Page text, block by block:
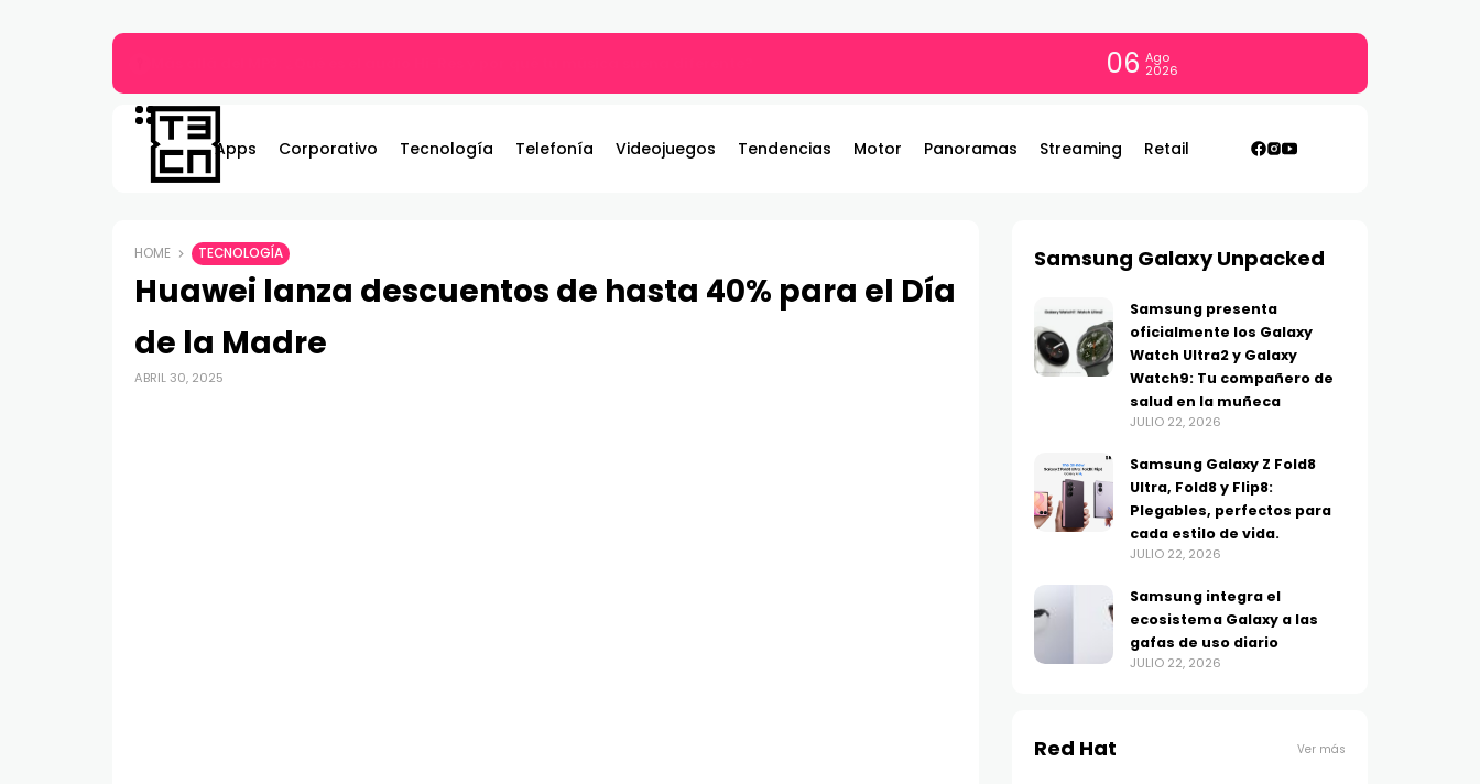
06 Ago
2026
Apps Corporativo Tecnología Telefonía Videojuegos Tendencias Motor Panoramas Streaming Retail
HOME TECNOLOGÍA
Huawei lanza descuentos de hasta 40% para el Día
de la Madre
ABRIL 30, 2025
Samsung Galaxy Unpacked
Samsung presenta
oficialmente los Galaxy
Watch Ultra2 y Galaxy
Watch9: Tu compañero de
salud en la muñeca
JULIO 22, 2026
Samsung Galaxy Z Fold8
Ultra, Fold8 y Flip8:
Plegables, perfectos para
cada estilo de vida.
JULIO 22, 2026
Samsung integra el
ecosistema Galaxy a las
gafas de uso diario
JULIO 22, 2026
Red Hat Ver más